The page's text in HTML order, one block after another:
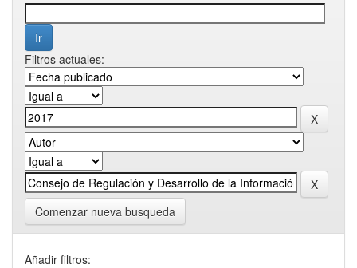
Filtros actuales:
Comenzar nueva busqueda
Añadir filtros: